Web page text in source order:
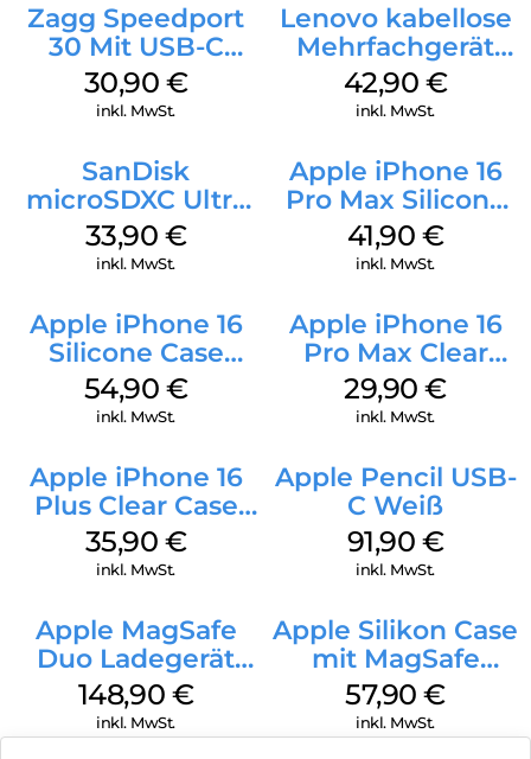
Zagg Speedport
30 Mit USB-C
Kabel Weiß
30,90 €
inkl. MwSt.
Lenovo kabellose
Mehrfachgerät
Luna Grey
42,90 €
inkl. MwSt.
SanDisk
microSDXC Ultra
128 GB + Adapter
Mobile
33,90 €
inkl. MwSt.
Apple iPhone 16
Pro Max Silicone
Case MagSafe
Ultramarine
41,90 €
inkl. MwSt.
Apple iPhone 16
Silicone Case
MagSafe Black
54,90 €
inkl. MwSt.
Apple iPhone 16
Pro Max Clear
Case MagSafe
Transparent
29,90€
inkl. MwSt.
Apple iPhone 16
Plus Clear Case
MagSafe
Transparent
35,90 €
inkl. MwSt.
Apple Pencil USB-
C Weiß
91,90 €
inkl. MwSt.
Apple MagSafe
Duo Ladegerät
Weiß
148,90 €
inkl. MwSt.
Apple Silikon Case
mit MagSafe
iPhone 14 Pro
(PRODUCT)RED
57,90€
inkl. MwSt.